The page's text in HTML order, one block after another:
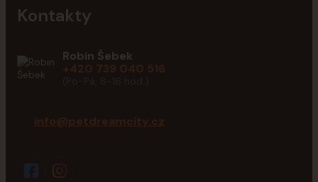
Kontakty
Robin Šebek
+420 739 040 516
info@petdreamcity.cz